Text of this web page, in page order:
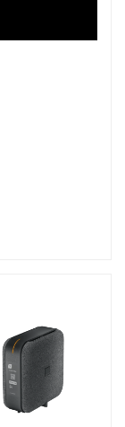
Sans engagement